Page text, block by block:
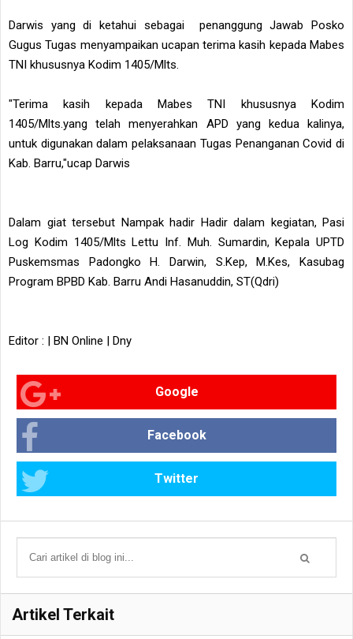
Darwis yang di ketahui sebagai penanggung Jawab Posko
Gugus Tugas menyampaikan ucapan terima kasih kepada Mabes
TNI khususnya Kodim 1405/Mlts.
"Terima kasih kepada Mabes TNI khususnya Kodim
1405/Mlts.yang telah menyerahkan APD yang kedua kalinya,
untuk digunakan dalam pelaksanaan Tugas Penanganan Covid di
Kab. Barru,"ucap Darwis
Dalam giat tersebut Nampak hadir Hadir dalam kegiatan, Pasi
Log Kodim 1405/Mlts Lettu Inf. Muh. Sumardin, Kepala UPTD
Puskemsmas Padongko H. Darwin, S.Kep, M.Kes, Kasubag
Program BPBD Kab. Barru Andi Hasanuddin, ST(Qdri)
Editor : | BN Online | Dny
Google
Facebook
Twitter
Artikel Terkait